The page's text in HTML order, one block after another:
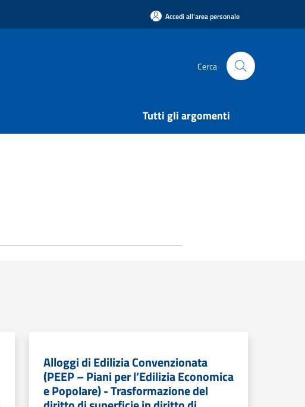
Accedi all'area personale
Cerca
Tutti gli argomenti
Alloggi di Edilizia Convenzionata
(PEEP – Piani per l’Edilizia Economica
e Popolare) - Trasformazione del